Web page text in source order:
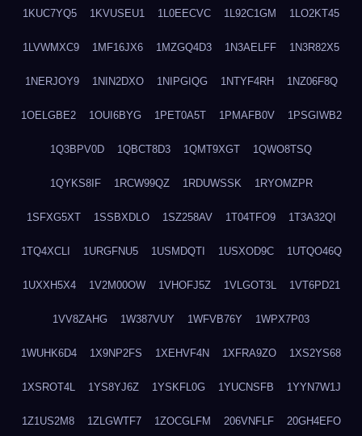
1KUC7YQ5 1KVUSEU1 1L0EECVC 1L92C1GM 1LO2KT45
1LVWMXC9 1MF16JX6 1MZGQ4D3 1N3AELFF 1N3R82X5
1NERJOY9 1NIN2DXO 1NIPGIQG 1NTYF4RH 1NZ06F8Q
1OELGBE2 1OUI6BYG 1PET0A5T 1PMAFB0V 1PSGIWB2
1Q3BPV0D 1QBCT8D3 1QMT9XGT 1QWO8TSQ
1QYKS8IF 1RCW99QZ 1RDUWSSK 1RYOMZPR
1SFXG5XT 1SSBXDLO 1SZ258AV 1T04TFO9 1T3A32QI
1TQ4XCLI 1URGFNU5 1USMDQTI 1USXOD9C 1UTQO46Q
1UXXH5X4 1V2M00OW 1VHOFJ5Z 1VLGOT3L 1VT6PD21
1VV8ZAHG 1W387VUY 1WFVB76Y 1WPX7P03
1WUHK6D4 1X9NP2FS 1XEHVF4N 1XFRA9ZO 1XS2YS68
1XSROT4L 1YS8YJ6Z 1YSKFL0G 1YUCNSFB 1YYN7W1J
1Z1US2M8 1ZLGWTF7 1ZOCGLFM 206VNFLF 20GH4EFO